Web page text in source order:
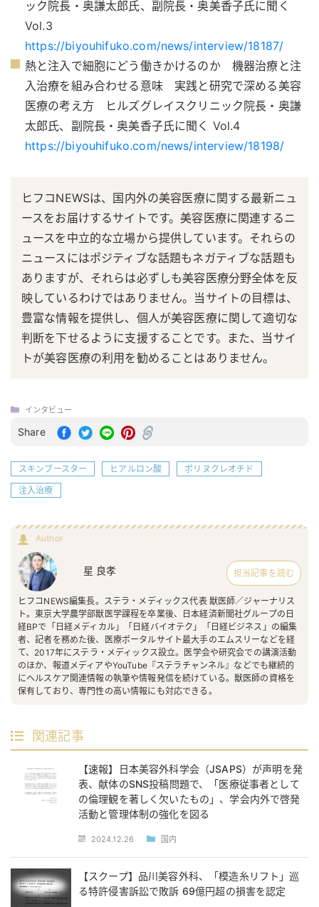
ック院長・奥謙太郎氏、副院長・奥美香子氏に聞く
Vol.3
https://biyouhifuko.com/news/interview/18187/
熱と注入で細胞にどう働きかけるのか 機器治療と注
入治療を組み合わせる意味 実践と研究で深める美容
医療の考え方 ヒルズグレイスクリニック院長・奥謙
太郎氏、副院長・奥美香子氏に聞く Vol.4
https://biyouhifuko.com/news/interview/18198/
ヒフコNEWSは、国内外の美容医療に関する最新ニュ
ースをお届けするサイトです。美容医療に関連するニ
ュースを中立的な立場から提供しています。それらの
ニュースにはポジティブな話題もネガティブな話題も
ありますが、それらは必ずしも美容医療分野全体を反
映しているわけではありません。当サイトの目標は、
豊富な情報を提供し、個人が美容医療に関して適切な
判断を下せるように支援することです。また、当サイ
トが美容医療の利用を勧めることはありません。
インタビュー
Share
スキンブースター ヒアルロン酸
ポリヌクレオチド
注入治療
Author
星 良孝 担当記事を読む
ヒフコNEWS編集長。ステラ・メディックス代表 獣医師／ジャーナリス
ト。東京大学農学部獣医学課程を卒業後、日本経済新聞社グループの日
経BPで「日経メディカル」「日経バイオテク」「日経ビジネス」の編集
者、記者を務めた後、医療ポータルサイト最大手のエムスリーなどを経
て、2017年にステラ・メディックス設立。医学会や研究会での講演活動
のほか、報道メディアやYouTube『ステラチャンネル』などでも継続的
にヘルスケア関連情報の執筆や情報発信を続けている。獣医師の資格を
保有しており、専門性の高い情報にも対応できる。
関連記事
【速報】日本美容外科学会（JSAPS）が声明を発
表、献体のSNS投稿問題で、「医療従事者として
の倫理観を著しく欠いたもの」、学会内外で啓発
活動と管理体制の強化を図る
2024.12.26 国内
【スクープ】品川美容外科、「模造糸リフト」巡
る特許侵害訴訟で敗訴 69億円超の損害を認定